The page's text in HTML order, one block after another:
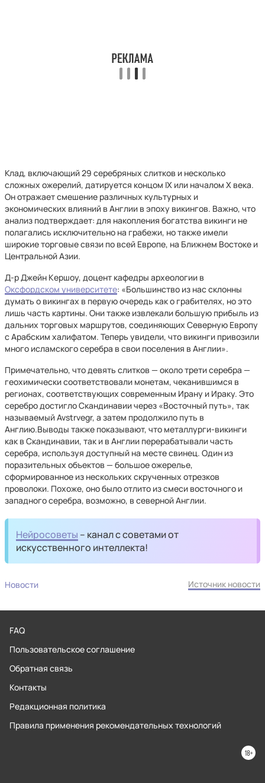
Клад, включающий 29 серебряных слитков и несколько
сложных ожерелий, датируется концом IX или началом X века.
Он отражает смешение различных культурных и
экономических влияний в Англии в эпоху викингов. Важно, что
анализ подтверждает: для накопления богатства викинги не
полагались исключительно на грабежи, но также имели
широкие торговые связи по всей Европе, на Ближнем Востоке и
Центральной Азии.
Д-р Джейн Кершоу, доцент кафедры археологии в
Оксфордском университете: «Большинство из нас склонны
думать о викингах в первую очередь как о грабителях, но это
лишь часть картины. Они также извлекали большую прибыль из
дальних торговых маршрутов, соединяющих Северную Европу
с Арабским халифатом. Теперь увидели, что викинги привозили
много исламского серебра в свои поселения в Англии».
Примечательно, что девять слитков — около трети серебра —
геохимически соответствовали монетам, чеканившимся в
регионах, соответствующих современным Ирану и Ираку. Это
серебро достигло Скандинавии через «Восточный путь», так
называемый Avstrvegr, а затем продолжило путь в
Англию.Выводы также показывают, что металлурги-викинги
как в Скандинавии, так и в Англии перерабатывали часть
серебра, используя доступный на месте свинец. Один из
поразительных объектов — большое ожерелье,
сформированное из нескольких скрученных отрезков
проволоки. Похоже, оно было отлито из смеси восточного и
западного серебра, возможно, в северной Англии.
Нейросоветы – канал с советами от
искусственного интеллекта!
Новости Источник новости
FAQ
Пользовательское соглашение
Обратная связь
Контакты
Редакционная политика
Правила применения рекомендательных технологий